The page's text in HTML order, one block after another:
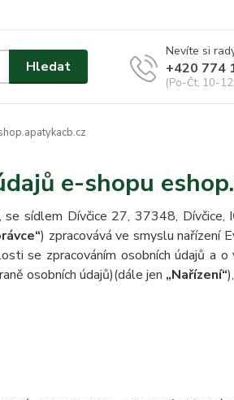
Hledat
Nevíte si
+420 774
(Po-Čt, 10-
e-shopu
se sídlem Dívčice 27, 37348,
) zpracovává ve smyslu nařízení
se zpracováním osobních údajů a
osobních údajů)(dále jen „Nařízení“